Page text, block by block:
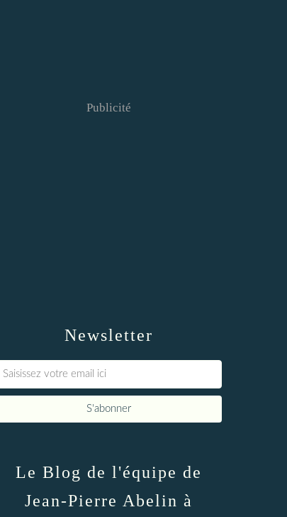
Newsletter
Publicité
Le Blog de l'équipe de
Jean-Pierre Abelin à